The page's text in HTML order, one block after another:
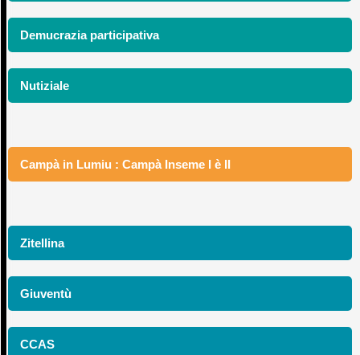
Demucrazia participativa
Nutiziale
Campà in Lumiu : Campà Inseme I è II
Zitellina
Giuventù
CCAS